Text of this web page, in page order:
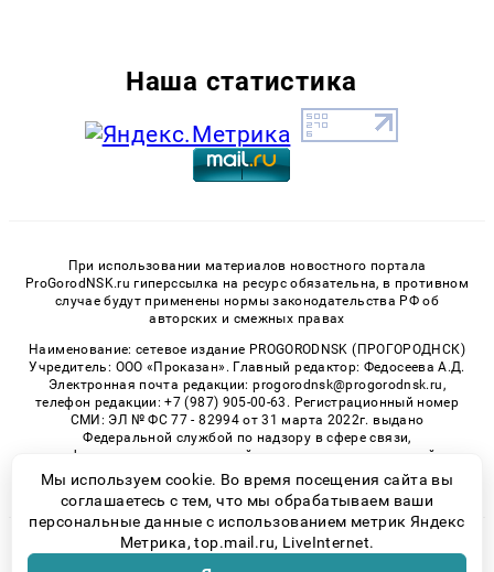
Наша статистика
При использовании материалов новостного портала
ProGorodNSK.ru гиперссылка на ресурс обязательна, в противном
случае будут применены нормы законодательства РФ об
авторских и смежных правах
Наименование: сетевое издание PROGORODNSK (ПРОГОРОДНСК)
Учредитель: ООО «Проказан». Главный редактор: Федосеева А.Д.
Электронная почта редакции: progorodnsk@progorodnsk.ru,
телефон редакции: +7 (987) 905-00-63. Регистрационный номер
СМИ: ЭЛ № ФС 77 - 82994 от 31 марта 2022г. выдано
Федеральной службой по надзору в сфере связи,
информационных технологий и массовых коммуникаций.
Возрастная категория сайта 16+.
© 2026 «progorodnsk» | Все права защищены
Мы используем cookie. Во время посещения сайта вы
соглашаетесь с тем, что мы обрабатываем ваши
персональные данные с использованием метрик Яндекс
Метрика, top.mail.ru, LiveInternet.